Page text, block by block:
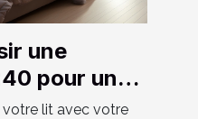
une
pour un
lit avec votre